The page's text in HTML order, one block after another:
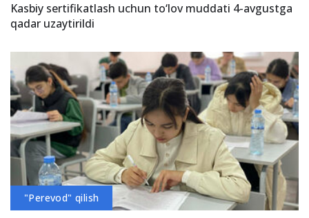
Kasbiy sertifikatlash uchun to‘lov muddati 4-avgustga
qadar uzaytirildi
"Perevod" qilish